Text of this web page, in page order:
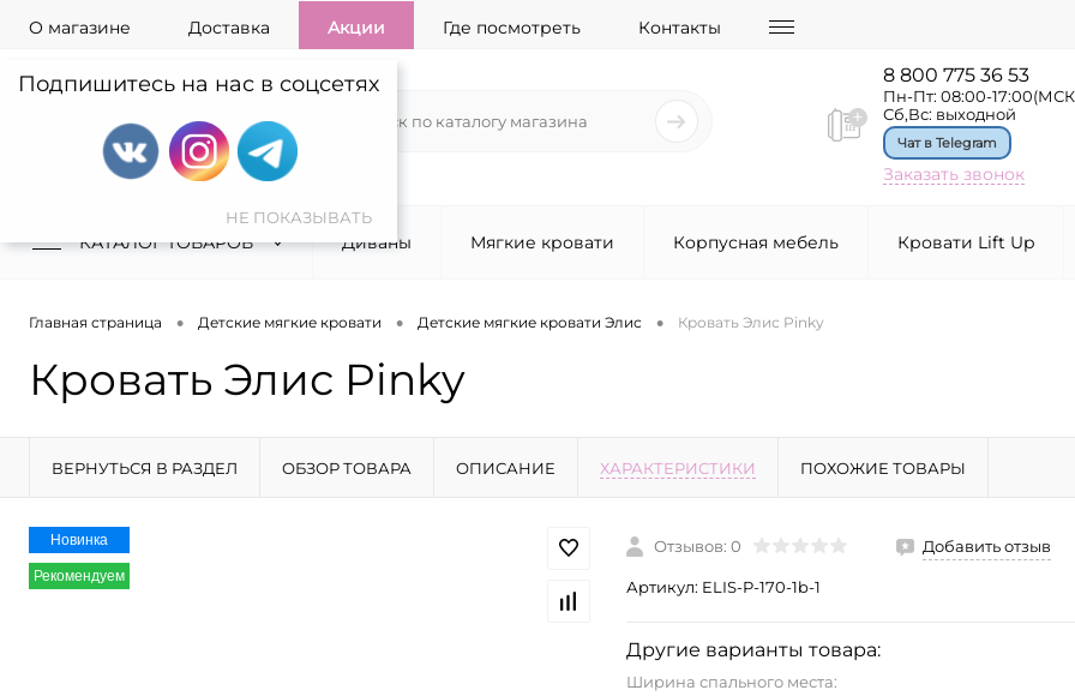
Подпишитесь на нас в соцсетях
О магазине Доставка Акции Где посмотреть Контакты
8 800 775 36 53
Пн-Пт: 08:00-
Сб,Вс: выходной
Чат в Telegram
Заказать звонок
КАТАЛОГ ТОВАРОВ Диваны Мягкие кровати Корпусная мебель Кровати Lift Up
Главная страница • Детские мягкие кровати • Детские мягкие кровати Элис • Кровать Элис Pinky
Кровать Элис Pinky
ВЕРНУТЬСЯ В РАЗДЕЛ ОБЗОР ТОВАРА ОПИСАНИЕ ХАРАКТЕРИСТИКИ ПОХОЖИЕ ТОВАРЫ
Новинка
Рекомендуем
Отзывов: 0 Добавить отзыв
Артикул: ELIS-P-170-1b-1
Другие варианты товара:
Ширина спального места: